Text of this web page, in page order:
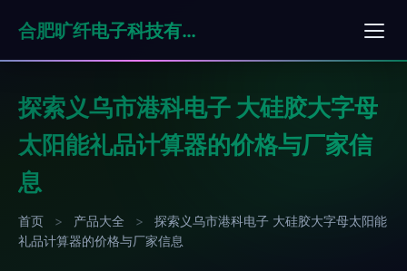
合肥旷纤电子科技有限公司
探索义乌市港科电子 大硅胶大字母
太阳能礼品计算器的价格与厂家信
息
首页 > 产品大全 >
探索义乌市港科电子 大硅胶大字母太阳能
礼品计算器的价格与厂家信息